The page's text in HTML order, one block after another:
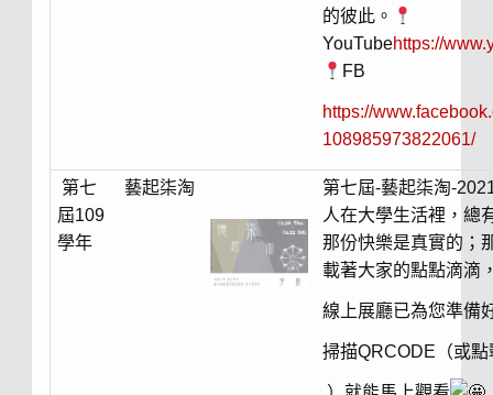
的彼此。
YouTubehttps://
FB
https://
108985973822061/
第七
屆109
學年
藝起柒淘
第七屆-藝起柒淘-
人在大學生活裡，總
那份快樂是真實的；
載著大家的點點滴滴
線上展廳已為您準備
掃描QRCODE（或點